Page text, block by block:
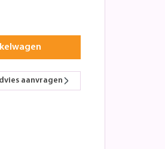
aanvragen